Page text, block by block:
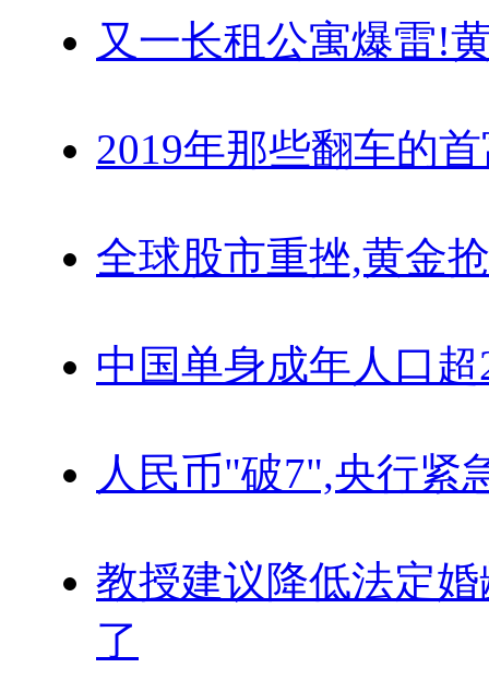
又一长租公寓爆雷!
2019年那些翻车的
全球股市重挫,黄金
中国单身成年人口超
人民币"破7",央行紧
教授建议降低法定婚
了